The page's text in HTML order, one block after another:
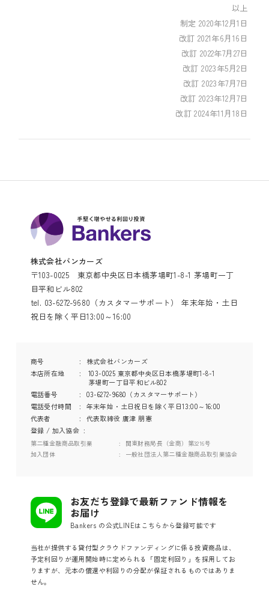
以上
制定 2020年12月1日
改訂 2021年6月16日
改訂 2022年7月27日
改訂 2023年5月2日
改訂 2023年7月7日
改訂 2023年12月7日
改訂 2024年11月18日
株式会社バンカーズ
〒103-0025 東京都中央区日本橋茅場町1-8-1 茅場町一丁
目平和ビル802
tel. 03-6272-9680（カスタマーサポート） 年末年始・土日
祝日を除く平日13:00～16:00
商号
株式会社バンカーズ
本店所在地
103-0025 東京都中央区日本橋茅場町1-8-1
茅場町一丁目平和ビル802
電話番号
03-6272-9680（カスタマーサポート）
電話受付時間
年末年始・土日祝日を除く平日13:00～16:00
代表者
代表取締役 廣津 朋憲
登録 / 加入協会
第二種金融商品取引業
関東財務局長（金商）第3216号
加入団体
一般社団法人第二種金融商品取引業協会
お友だち登録で最新ファンド情報を
お届け
Bankers の公式LINEはこちらから登録可能です
当社が提供する貸付型クラウドファンディングに係る投資商品は、
予定利回りが運用開始時に定められる「固定利回り」を採用してお
りますが、元本の償還や利回りの分配が保証されるものではありま
せん。